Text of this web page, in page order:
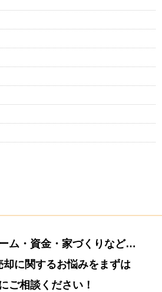
ム・資金・家づくりなど…
に関するお悩みをまずは
ご相談ください！